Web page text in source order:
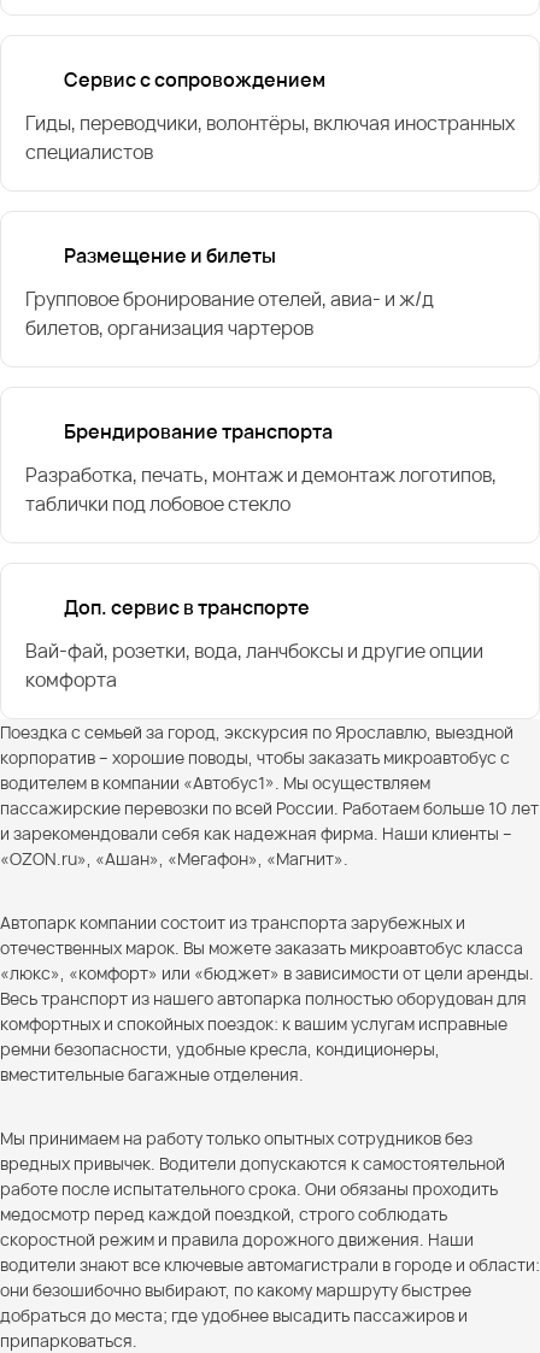
Сервис с сопровождением
Гиды, переводчики, волонтёры, включая иностранных
специалистов
Размещение и билеты
Групповое бронирование отелей, авиа- и ж/д
билетов, организация чартеров
Брендирование транспорта
Разработка, печать, монтаж и демонтаж логотипов,
таблички под лобовое стекло
Доп. сервис в транспорте
Вай-фай, розетки, вода, ланчбоксы и другие опции
комфорта
Поездка с семьей за город, экскурсия по Ярославлю, выездной
корпоратив – хорошие поводы, чтобы заказать микроавтобус с
водителем в компании «Автобус1». Мы осуществляем
пассажирские перевозки по всей России. Работаем больше 10 лет
и зарекомендовали себя как надежная фирма. Наши клиенты –
«OZON.ru», «Ашан», «Мегафон», «Магнит».
Автопарк компании состоит из транспорта зарубежных и
отечественных марок. Вы можете заказать микроавтобус класса
«люкс», «комфорт» или «бюджет» в зависимости от цели аренды.
Весь транспорт из нашего автопарка полностью оборудован для
комфортных и спокойных поездок: к вашим услугам исправные
ремни безопасности, удобные кресла, кондиционеры,
вместительные багажные отделения.
Мы принимаем на работу только опытных сотрудников без
вредных привычек. Водители допускаются к самостоятельной
работе после испытательного срока. Они обязаны проходить
медосмотр перед каждой поездкой, строго соблюдать
скоростной режим и правила дорожного движения. Наши
водители знают все ключевые автомагистрали в городе и области:
они безошибочно выбирают, по какому маршруту быстрее
добраться до места; где удобнее высадить пассажиров и
припарковаться.